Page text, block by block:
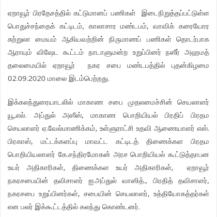
ஏறாவூர் பிரதேசத்தில் கட்டுமானப் பணிகள் இடைநிறுத்தப்பட்டுள்ள
பொதுச்சந்தைக் கட்டிடம், காலாசார மண்டபம், வாவிக் கரையோர
சுற்றுலா மையம் ஆகியவற்றின் நிருமாணப் பணிகள் தொடர்பாக
ஆராயும் விஷேட கூட்டம் நாடாளுமன்ற உறுப்பினர் நஸீர் அஹமத்
தலைமையில் ஏறாவூர் நகர சபை மண்டபத்தில் புதன்கிழமை
02.09.2020 மாலை இடம்பெற்றது.
இக்கலந்துரையாடலில் மாகாண சபை முதலமைச்சின் செயலாளர்
யூ,எல். அப்துல் அஸீஸ், மாகாண பொறியியல் பிரதிப் பிரதம
செயலாளர் ஏ.வேல்மாணிக்கம், உள்ளுராட்சி உதவி ஆணையாளர் எஸ்.
பிரகாஸ், மட்டக்களப்பு மாவட்ட கட்டிடத் திணைக்கள பிரதம
பொறியியலாளர் கே.சந்திரமோகன் அரச பொறியியல் கூட்டுத்தாபன
உயர் அதிகாரிகள், திணைக்கள உயர் அதிகாரிகள், ஏறாவூர்
நகரசபையின் தவிசாளர் ஐ.அப்துல் வாஸித்., பிரதித் தவிசாளர்,
நகரசபை உறுப்பினர்கள், சபையின் செயலாளர், உத்தியோகத்தர்கள்
என பலர் இக்கூட்டத்தில் கலந்து கொண்டனர்.